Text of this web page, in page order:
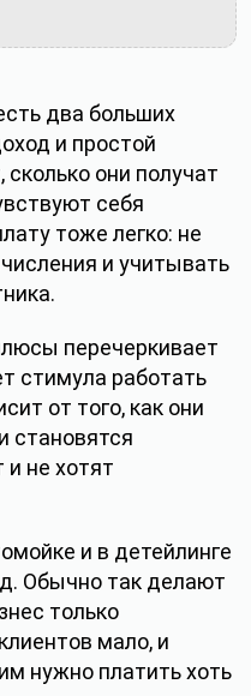
два больших
и простой
они получат
себя
тоже легко: не
и учитывать
перечеркивает
стимула работать
от того, как они
становятся
не хотят
и в детейлинге
Обычно так делают
только
мало, и
нужно платить хоть